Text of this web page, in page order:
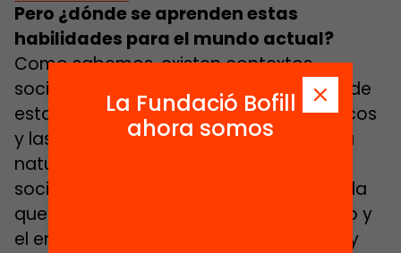
Pero ¿dónde se aprenden estas
habilidades para el mundo actual?
Como sabemos, existen contextos
sociales que no facilitan la adquisición de
estas competencias, en los que los chicos
y las chicas no las desarrollan de forma
natural en el propio proceso de
socialización. Existen condiciones de vida
que obstaculizan el acceso, el contacto y
el ensayo-error de estos aprendizajes, y
La Fundació Bofill
ahora somos